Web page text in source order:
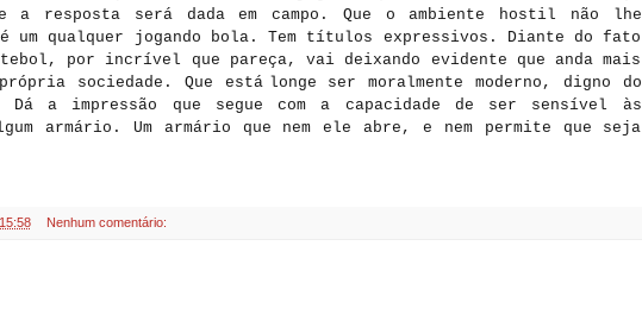
a resposta será dada em campo. Que o ambiente hostil não lhe
é um qualquer jogando bola. Tem títulos expressivos. Diante do fato
por incrível que pareça, vai deixando evidente que anda mais
sociedade. Que está longe ser moralmente moderno, digno do
Dá a impressão que segue com a capacidade de ser sensível às
armário. Um armário que nem ele abre, e nem permite que seja
15:58 Nenhum comentário: